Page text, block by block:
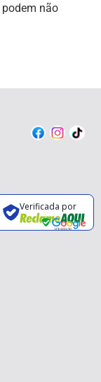
não
Verificada por